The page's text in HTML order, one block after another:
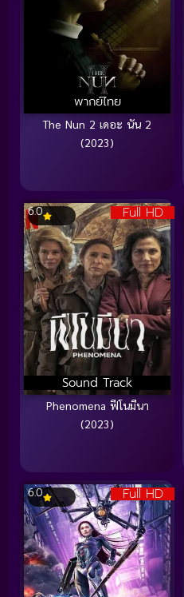
พากย์ไทย
The Nun 2 เดอะ นัน 2
(2023)
Full HD
Sound Track
6.0
Phenomena ฟีโนมีนา
(2023)
Full HD
6.0